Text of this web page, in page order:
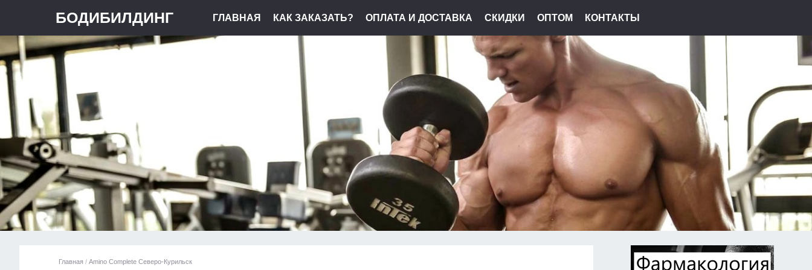
БОДИБИЛДИНГ ГЛАВНАЯ КАК ЗАКАЗАТЬ? ОПЛАТА И ДОСТАВКА СКИДКИ ОПТОМ КОНТАКТЫ
Главная / Amino Complete Северо-Курильск